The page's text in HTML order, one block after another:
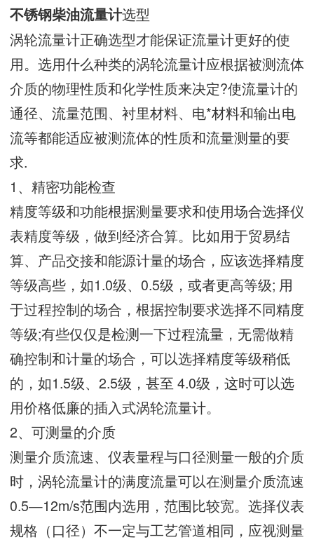
不锈钢柴油流量计选型
涡轮流量计正确选型才能保证流量计更好的使
用。选用什么种类的涡轮流量计应根据被测流体
介质的物理性质和化学性质来决定?使流量计的
通径、流量范围、衬里材料、电*材料和输出电
流等都能适应被测流体的性质和流量测量的要
求.
1、精密功能检查
精度等级和功能根据测量要求和使用场合选择仪
表精度等级，做到经济合算。比如用于贸易结
算、产品交接和能源计量的场合，应该选择精度
等级高些，如1.0级、0.5级，或者更高等级; 用
于过程控制的场合，根据控制要求选择不同精度
等级;有些仅仅是检测一下过程流量，无需做精
确控制和计量的场合，可以选择精度等级稍低
的，如1.5级、2.5级，甚至 4.0级，这时可以选
用价格低廉的插入式涡轮流量计。
2、可测量的介质
测量介质流速、仪表量程与口径测量一般的介质
时，涡轮流量计的满度流量可以在测量介质流速
0.5—12m/s范围内选用，范围比较宽。选择仪表
规格（口径）不一定与工艺管道相同，应视测量